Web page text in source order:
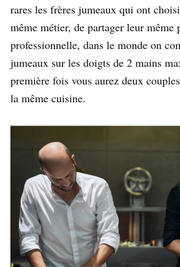
rares les frères jumeaux qui ont
même métier, de partager leur même
professionnelle, dans le monde on
jumeaux sur les doigts de 2 mains
première fois vous aurez deux
la même cuisine.